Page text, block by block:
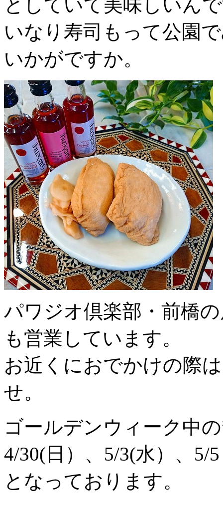
としていて美味しいん
いなり寿司もって公園
いかがですか。
パワジオ倶楽部・前橋
も営業しています。
お近くにおでかけの際
せ。
ゴールデンウィーク中
4/30(日）、5/3(水）、5/
となっております。